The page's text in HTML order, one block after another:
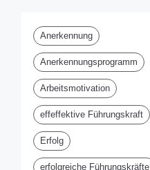
Anerkennung
Anerkennungsprogramm
Arbeitsmotivation
effeffektive Führungskraft
Erfolg
erfolgreiche Führungskräfte